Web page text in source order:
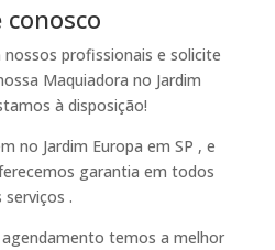
conosco
profissionais e solicite
Maquiadora no Jardim
à disposição!
no Jardim Europa em SP , e
garantia em todos
serviços .
temos a melhor